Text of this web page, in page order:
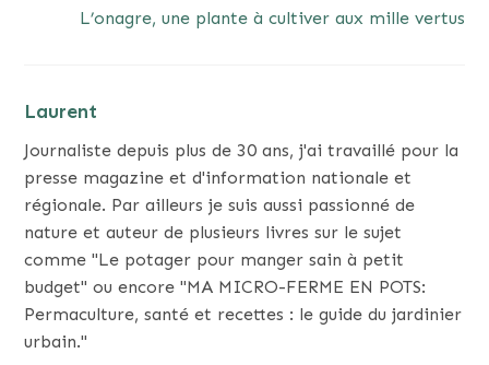
L’onagre, une plante à cultiver aux mille vertus
Laurent
Journaliste depuis plus de 30 ans, j'ai travaillé pour la
presse magazine et d'information nationale et
régionale. Par ailleurs je suis aussi passionné de
nature et auteur de plusieurs livres sur le sujet
comme "Le potager pour manger sain à petit
budget" ou encore "MA MICRO-FERME EN POTS:
Permaculture, santé et recettes : le guide du jardinier
urbain."